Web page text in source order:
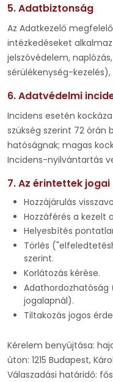
5. Adatbiztonság
Az Adatkezelő
intézkedéseket
jelszóvédelem,
sérülékenység-kezelés),
6. Adatvédelmi
Incidens esetén
szükség szerint 72 órán
hatóságnak; magas
Incidens-nyilvántartás
7. Az érintettek jogai
Hozzájárulás
Hozzáférés a kezelt
Helyesbítés
Törlés
szerint.
Korlátozás kérése.
Adathordozhatóság
jogalapnál).
Tiltakozás jogos
Kérelem benyújtása:
úton: 1215 Budapest,
Válaszadási határidő: